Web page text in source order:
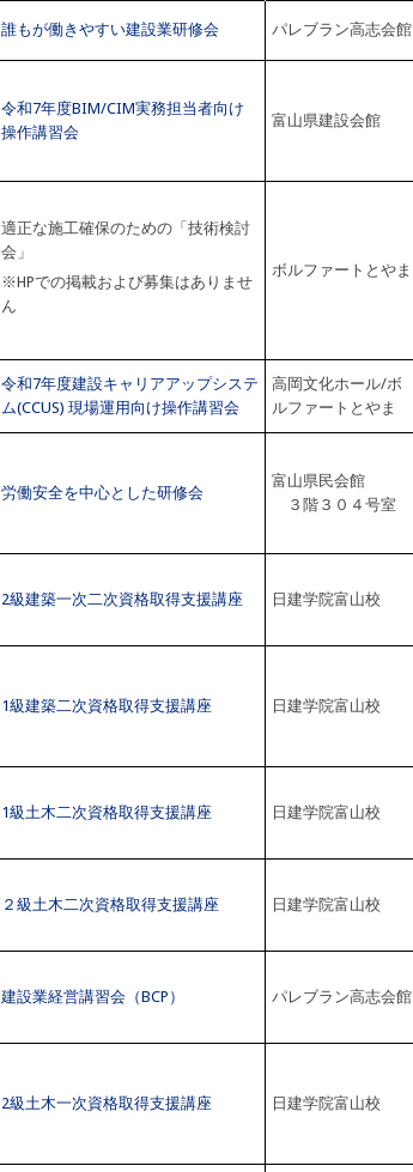
誰もが働きやすい建設業研修会 パレブラン高志会館
令和7年度BIM/CIM実務担当者向け
操作講習会
富山県建設会館
適正な施工確保のための「技術検討
会」
※HPでの掲載および募集はありませ
ん
ボルファートとやま
令和7年度建設キャリアアップシステ
ム(CCUS) 現場運用向け操作講習会
高岡文化ホール/ボ
ルファートとやま
労働安全を中心とした研修会
富山県民会館
３階３０４号室
2級建築一次二次資格取得支援講座 日建学院富山校
1級建築二次資格取得支援講座 日建学院富山校
1級土木二次資格取得支援講座 日建学院富山校
２級土木二次資格取得支援講座 日建学院富山校
建設業経営講習会（BCP） パレブラン高志会館
2級土木一次資格取得支援講座 日建学院富山校